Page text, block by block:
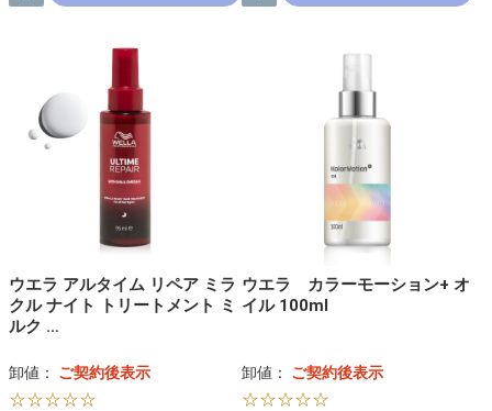
ウエラ アルタイム リペア ミラ
クル ナイト トリートメント ミ
ルク …
卸値： ご契約後表示
☆☆☆☆☆
ウエラ カラーモーション+ オ
イル 100ml
卸値： ご契約後表示
☆☆☆☆☆